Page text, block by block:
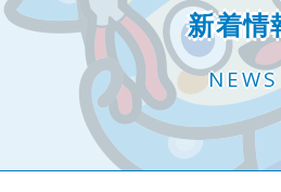
新着情
NEWS